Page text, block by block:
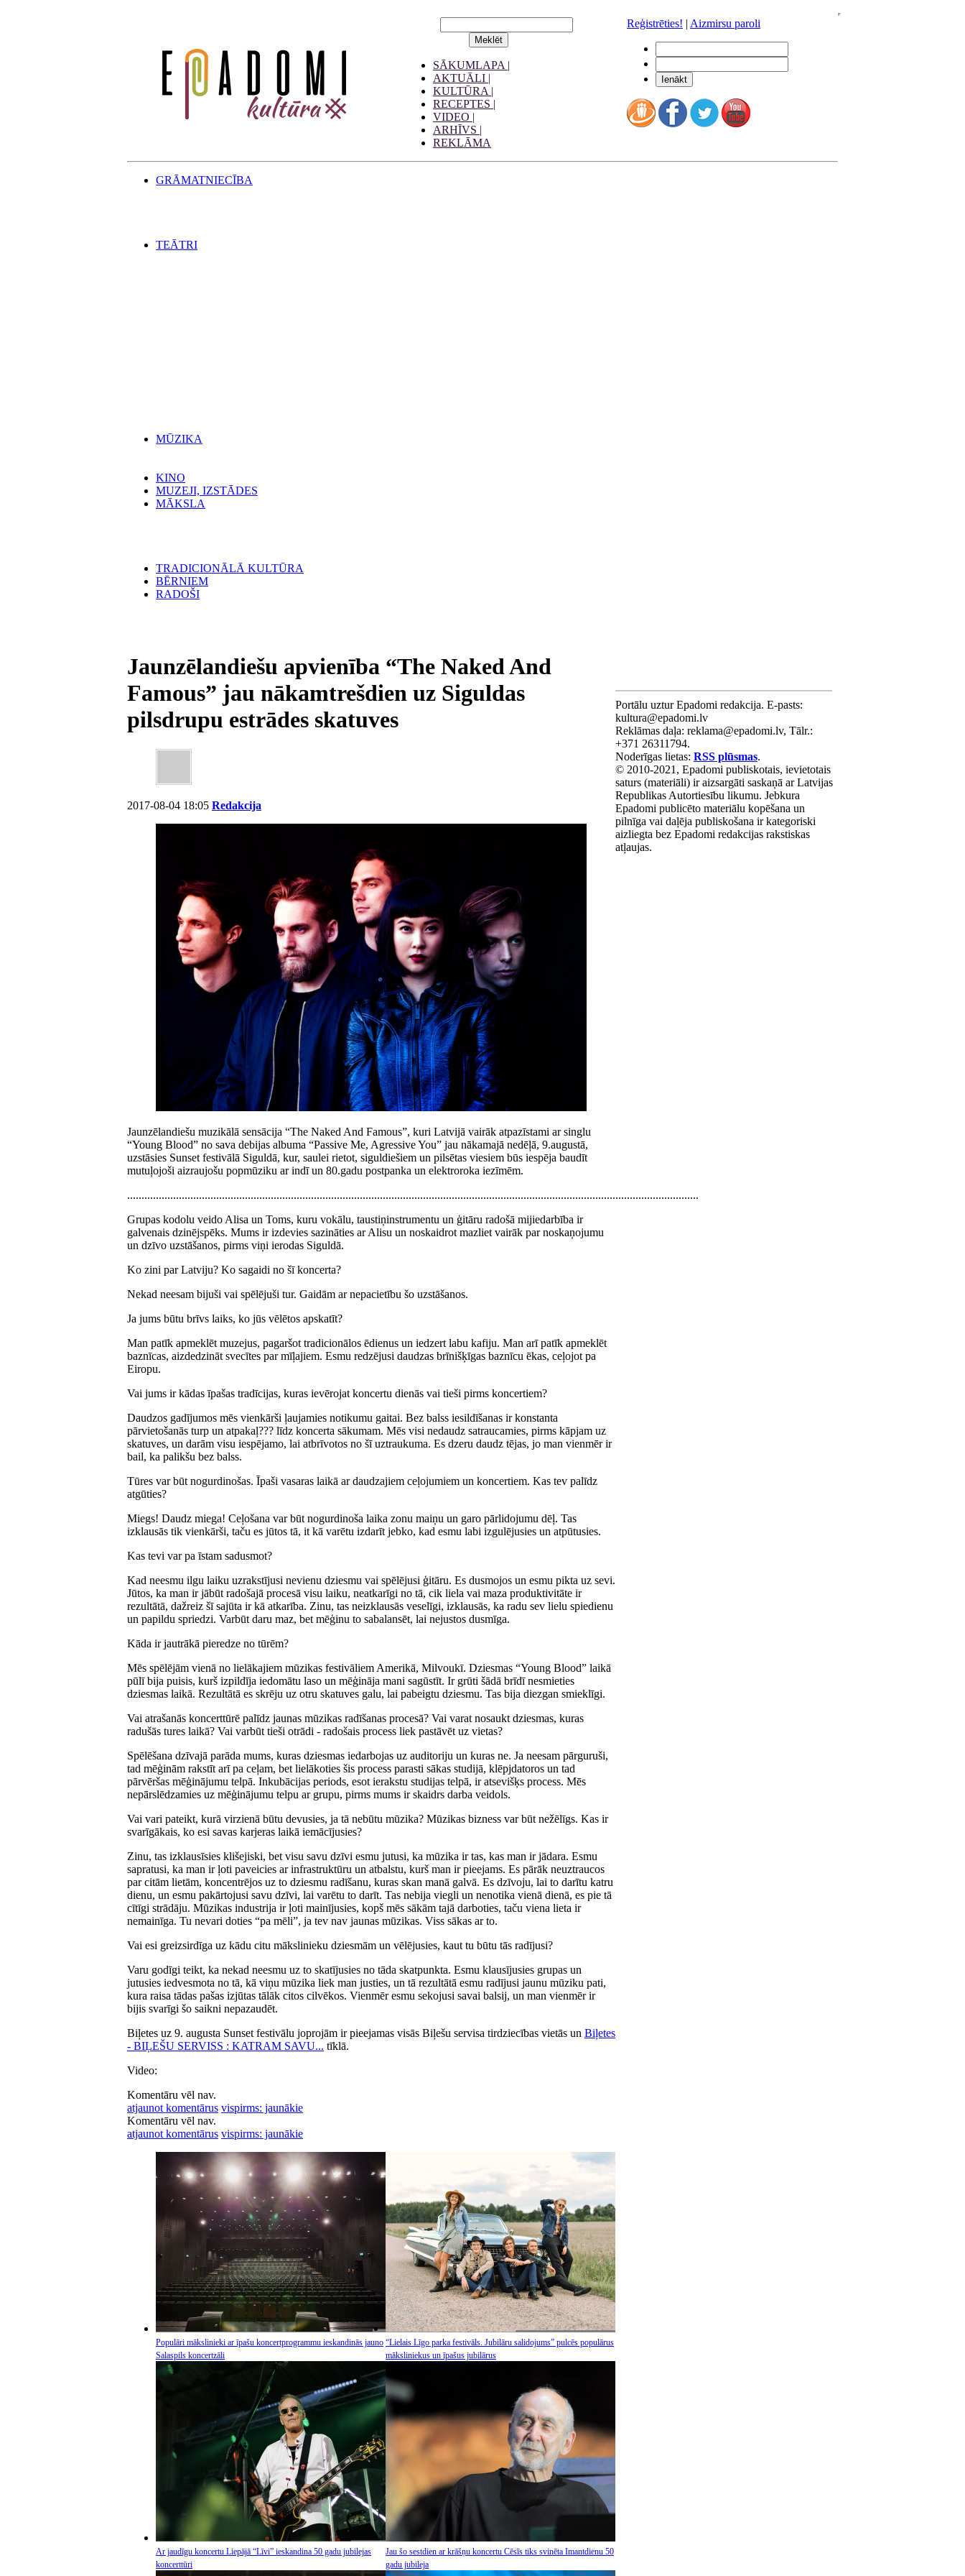
SĀKUMLAPA |
AKTUĀLI |
KULTŪRA |
RECEPTES |
VIDEO |
ARHĪVS |
REKLĀMA
Reģistrēties! | Aizmirsu paroli
GRĀMATNIECĪBA
TEĀTRI
MŪZIKA
KINO
MUZEJI, IZSTĀDES
MĀKSLA
TRADICIONĀLĀ KULTŪRA
BĒRNIEM
RADOŠI
Jaunzēlandiešu apvienība “The Naked And
Famous” jau nākamtrešdien uz Siguldas
pilsdrupu estrādes skatuves
2017-08-04 18:05 Redakcija
Jaunzēlandiešu muzikālā sensācija “The Naked And Famous”, kuri Latvijā vairāk atpazīstami ar singlu
“Young Blood” no sava debijas albuma “Passive Me, Agressive You” jau nākamajā nedēļā, 9.augustā,
uzstāsies Sunset festivālā Siguldā, kur, saulei rietot, siguldiešiem un pilsētas viesiem būs iespēja baudīt
mutuļojoši aizraujošu popmūziku ar indī un 80.gadu postpanka un elektroroka iezīmēm.
.......................................................................................................................................................................................................
Grupas kodolu veido Alisa un Toms, kuru vokālu, taustiņinstrumentu un ģitāru radošā mijiedarbība ir
galvenais dzinējspēks. Mums ir izdevies sazināties ar Alisu un noskaidrot mazliet vairāk par noskaņojumu
un dzīvo uzstāšanos, pirms viņi ierodas Siguldā.
Ko zini par Latviju? Ko sagaidi no šī koncerta?
Nekad neesam bijuši vai spēlējuši tur. Gaidām ar nepacietību šo uzstāšanos.
Ja jums būtu brīvs laiks, ko jūs vēlētos apskatīt?
Man patīk apmeklēt muzejus, pagaršot tradicionālos ēdienus un iedzert labu kafiju. Man arī patīk apmeklēt
baznīcas, aizdedzināt svecītes par mīļajiem. Esmu redzējusi daudzas brīnišķīgas baznīcu ēkas, ceļojot pa
Eiropu.
Vai jums ir kādas īpašas tradīcijas, kuras ievērojat koncertu dienās vai tieši pirms koncertiem?
Daudzos gadījumos mēs vienkārši ļaujamies notikumu gaitai. Bez balss iesildīšanas ir konstanta
pārvietošanās turp un atpakaļ??? līdz koncerta sākumam. Mēs visi nedaudz satraucamies, pirms kāpjam uz
skatuves, un darām visu iespējamo, lai atbrīvotos no šī uztraukuma. Es dzeru daudz tējas, jo man vienmēr ir
bail, ka palikšu bez balss.
Tūres var būt nogurdinošas. Īpaši vasaras laikā ar daudzajiem ceļojumiem un koncertiem. Kas tev palīdz
atgūties?
Miegs! Daudz miega! Ceļošana var būt nogurdinoša laika zonu maiņu un garo pārlidojumu dēļ. Tas
izklausās tik vienkārši, taču es jūtos tā, it kā varētu izdarīt jebko, kad esmu labi izgulējusies un atpūtusies.
Kas tevi var pa īstam sadusmot?
Kad neesmu ilgu laiku uzrakstījusi nevienu dziesmu vai spēlējusi ģitāru. Es dusmojos un esmu pikta uz sevi.
Jūtos, ka man ir jābūt radošajā procesā visu laiku, neatkarīgi no tā, cik liela vai maza produktivitāte ir
rezultātā, dažreiz šī sajūta ir kā atkarība. Zinu, tas neizklausās veselīgi, izklausās, ka radu sev lielu spiedienu
un papildu spriedzi. Varbūt daru maz, bet mēģinu to sabalansēt, lai nejustos dusmīga.
Kāda ir jautrākā pieredze no tūrēm?
Mēs spēlējām vienā no lielākajiem mūzikas festivāliem Amerikā, Milvoukī. Dziesmas “Young Blood” laikā
pūlī bija puisis, kurš izpildīja iedomātu laso un mēģināja mani sagūstīt. Ir grūti šādā brīdī nesmieties
dziesmas laikā. Rezultātā es skrēju uz otru skatuves galu, lai pabeigtu dziesmu. Tas bija diezgan smieklīgi.
Vai atrašanās koncerttūrē palīdz jaunas mūzikas radīšanas procesā? Vai varat nosaukt dziesmas, kuras
radušās tures laikā? Vai varbūt tieši otrādi - radošais process liek pastāvēt uz vietas?
Spēlēšana dzīvajā parāda mums, kuras dziesmas iedarbojas uz auditoriju un kuras ne. Ja neesam pārguruši,
tad mēģinām rakstīt arī pa ceļam, bet lielākoties šis process parasti sākas studijā, klēpjdatoros un tad
pārvēršas mēģinājumu telpā. Inkubācijas periods, esot ierakstu studijas telpā, ir atsevišķs process. Mēs
nepārslēdzamies uz mēģinājumu telpu ar grupu, pirms mums ir skaidrs darba veidols.
Vai vari pateikt, kurā virzienā būtu devusies, ja tā nebūtu mūzika? Mūzikas bizness var būt nežēlīgs. Kas ir
svarīgākais, ko esi savas karjeras laikā iemācījusies?
Zinu, tas izklausīsies klišejiski, bet visu savu dzīvi esmu jutusi, ka mūzika ir tas, kas man ir jādara. Esmu
sapratusi, ka man ir ļoti paveicies ar infrastruktūru un atbalstu, kurš man ir pieejams. Es pārāk neuztraucos
par citām lietām, koncentrējos uz to dziesmu radīšanu, kuras skan manā galvā. Es dzīvoju, lai to darītu katru
dienu, un esmu pakārtojusi savu dzīvi, lai varētu to darīt. Tas nebija viegli un nenotika vienā dienā, es pie tā
cītīgi strādāju. Mūzikas industrija ir ļoti mainījusies, kopš mēs sākām tajā darboties, taču viena lieta ir
nemainīga. Tu nevari doties “pa mēli”, ja tev nav jaunas mūzikas. Viss sākas ar to.
Vai esi greizsirdīga uz kādu citu mākslinieku dziesmām un vēlējusies, kaut tu būtu tās radījusi?
Varu godīgi teikt, ka nekad neesmu uz to skatījusies no tāda skatpunkta. Esmu klausījusies grupas un
jutusies iedvesmota no tā, kā viņu mūzika liek man justies, un tā rezultātā esmu radījusi jaunu mūziku pati,
kura raisa tādas pašas izjūtas tālāk citos cilvēkos. Vienmēr esmu sekojusi savai balsij, un man vienmēr ir
bijis svarīgi šo saikni nepazaudēt.
Biļetes uz 9. augusta Sunset festivālu joprojām ir pieejamas visās Biļešu servisa tirdziecības vietās un Biļetes
- BIĻEŠU SERVISS : KATRAM SAVU... tīklā.
Video:
Komentāru vēl nav.
atjaunot komentārus vispirms: jaunākie
Komentāru vēl nav.
atjaunot komentārus vispirms: jaunākie
Populāri mākslinieki ar īpašu koncertprogrammu ieskandinās jauno
Salaspils koncertzāli
“Lielais Līgo parka festivāls. Jubilāru salidojums” pulcēs populārus
māksliniekus un īpašus jubilārus
Ar jaudīgu koncertu Liepājā “Līvi” ieskandina 50 gadu jubilejas
koncerttūri
Jau šo sestdien ar krāšņu koncertu Cēsīs tiks svinēta Imantdienu 50
gadu jubileja
Portālu uztur Epadomi redakcija. E-pasts:
kultura@epadomi.lv
Reklāmas daļa: reklama@epadomi.lv, Tālr.:
+371 26311794.
Noderīgas lietas: RSS plūsmas.
© 2010-2021, Epadomi publiskotais, ievietotais
saturs (materiāli) ir aizsargāti saskaņā ar Latvijas
Republikas Autortiesību likumu. Jebkura
Epadomi publicēto materiālu kopēšana un
pilnīga vai daļēja publiskošana ir kategoriski
aizliegta bez Epadomi redakcijas rakstiskas
atļaujas.